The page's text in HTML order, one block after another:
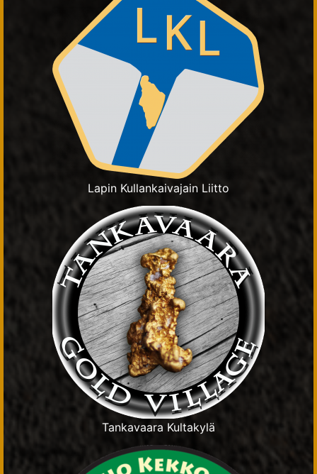
Lapin Kullankaivajain Liitto
Tankavaara Kultakylä